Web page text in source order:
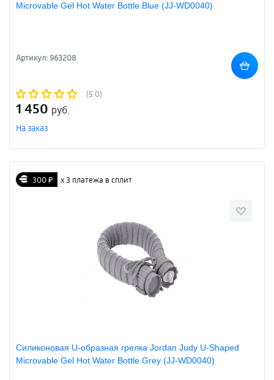
Microvable Gel Hot Water Bottle Blue (JJ-WD0040)
Артикул: 963208
(5.0)
1 450 руб.
На заказ
300 ₽ х 3 платежа в сплит
Силиконовая U-образная грелка Jordan Judy U-Shaped
Microvable Gel Hot Water Bottle Grey (JJ-WD0040)